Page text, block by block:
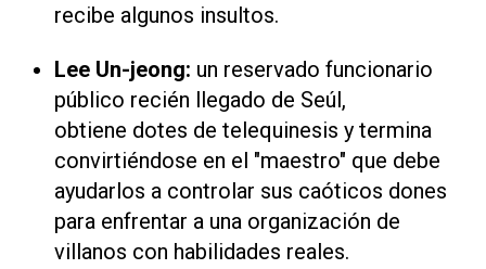
recibe algunos insultos.
Lee Un-jeong: un reservado funcionario
público recién llegado de Seúl,
obtiene dotes de telequinesis y termina
convirtiéndose en el "maestro" que debe
ayudarlos a controlar sus caóticos dones
para enfrentar a una organización de
villanos con habilidades reales.